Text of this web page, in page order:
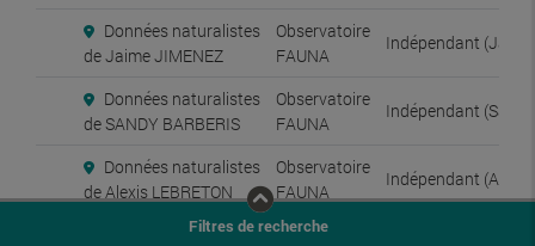
Données naturalistes
de Jaime JIMENEZ
Observatoire
FAUNA
Indépendant
Données naturalistes
de SANDY BARBERIS
Observatoire
FAUNA
Indépendant
Données naturalistes
de Alexis LEBRETON
Observatoire
FAUNA
Indépendant (Alexis
Données naturalistes Observatoire
Filtres de recherche